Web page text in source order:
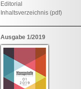
Editorial
Inhaltsverzeichnis (pdf)
Ausgabe 1/2019